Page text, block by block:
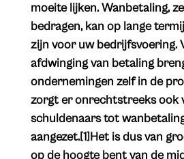
moeite lijken. Wanbetaling,
bedragen, kan op lange
zijn voor uw bedrijfsvoering.
afdwinging van betaling
ondernemingen zelf in de
zorgt er onrechtstreeks ook
schuldenaars tot
aangezet.[1]Het is dus van
op de hoogte bent van de